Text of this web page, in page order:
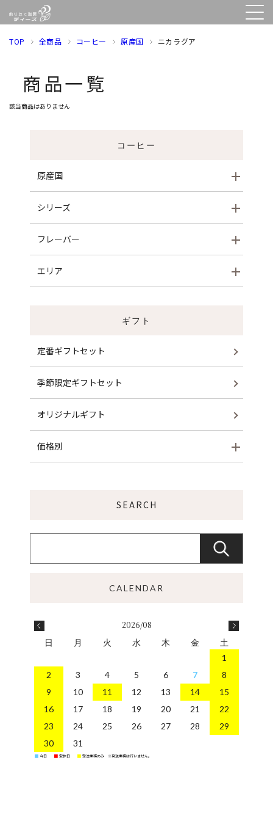
TOP 全商品 コーヒー 原産国 ニカラグア
商品一覧
該当商品はありません
コーヒー
原産国
シリーズ
フレーバー
エリア
ギフト
定番ギフトセット
季節限定ギフトセット
オリジナルギフト
価格別
2026/08
日 月 火 水 木 金
土
1
2
3 4 5 6 7
8
9
10 11 12 13 14
15
16
17 18 19 20 21
22
23
24 25 26 27 28
29
30
31
■ 今日 ■ 定休日 ■ 受注業務のみ ※発送業務は行いません。